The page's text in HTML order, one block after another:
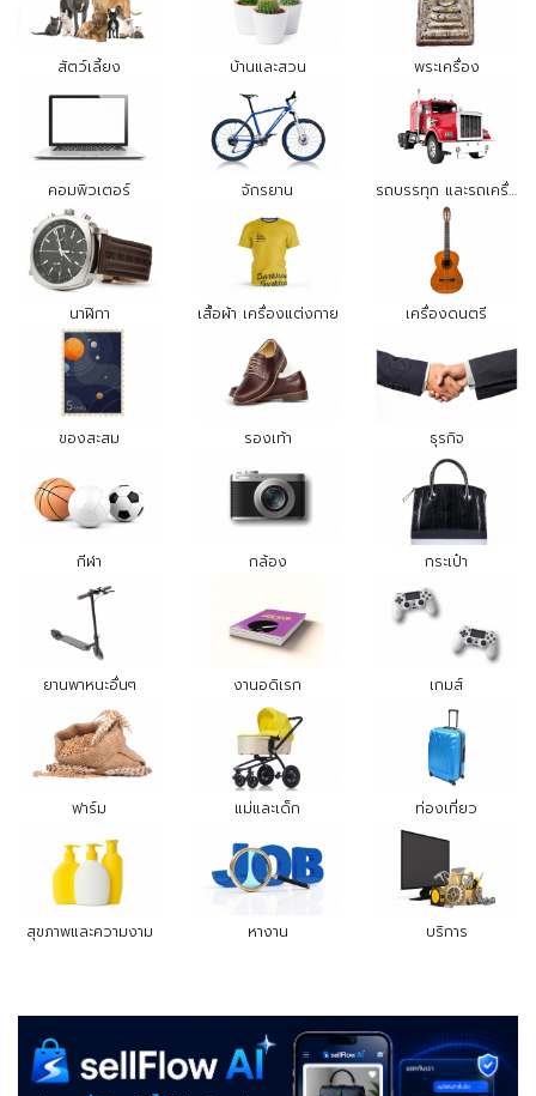
สัตว์เลี้ยง บ้านและสวน พระเครื่อง
คอมพิวเตอร์ จักรยาน รถบรรทุก และรถเครื่องจักรกล
นาฬิกา เสื้อผ้า เครื่องแต่งกาย เครื่องดนตรี
ของสะสม รองเท้า ธุรกิจ
กีฬา กล้อง กระเป๋า
ยานพาหนะอื่นๆ งานอดิเรก เกมส์
ฟาร์ม แม่และเด็ก ท่องเที่ยว
สุขภาพและความงาม หางาน บริการ